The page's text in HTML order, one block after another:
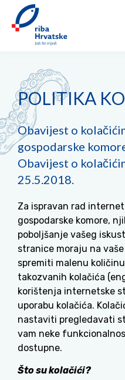
POLITIKA
Obavijest o
gospodarske
Obavijest o
25.5.2018.
Za ispravan rad
gospodarske komore,
poboljšanje vašeg
stranice moraju na
spremiti malenu
takozvanih kolačića
korištenja internetske
uporabu kolačića.
nastaviti pregledavati
vam neke
dostupne.
Što su kolačići?